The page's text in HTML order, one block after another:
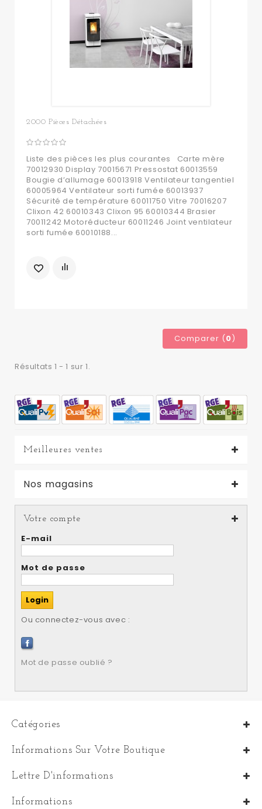
2000 Pièces Détachées
Liste des pièces les plus courantes Carte mère
70012930 Display 70015671 Pressostat 60013559
Bougie d’allumage 60013918 Ventilateur tangentiel
60005964 Ventilateur sorti fumée 60013937
Sécurité de température 60011750 Vitre 70016207
Clixon 42 60010343 Clixon 95 60010344 Brasier
70011242 Motoréducteur 60011246 Joint ventilateur
sorti fumée 60010188...
Comparer (0)
Résultats 1 - 1 sur 1.
Meilleures ventes
Nos magasins
Votre compte
E-mail
Mot de passe
Ou connectez-vous avec :
Mot de passe oublié ?
Catégories
Informations Sur Votre Boutique
Lettre D'informations
Informations